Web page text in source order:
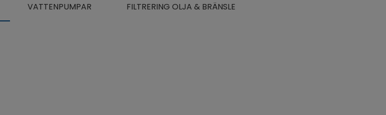
VATTENPUMPAR FILTRERING OLJA & BRÄNSLE